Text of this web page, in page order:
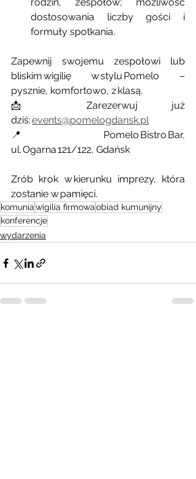
dostosowania liczby gości i
formuły spotkania.
Zapewnij swojemu zespołowi lub
bliskim wigilię w stylu Pomelo –
pysznie, komfortowo, z klasą.
📩 Zarezerwuj już
dziś: events@pomelogdansk.pl
📍 Pomelo Bistro Bar,
ul. Ogarna 121/122, Gdańsk
Zrób krok w kierunku imprezy, która
zostanie w pamięci.
komuniawigilia firmowaobiad kumunijny
konferencje
wydarzenia